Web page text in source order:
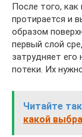
После того, как
протирается и
образом
первый слой
затрудняет его
потеки. Их
Читайте
какой